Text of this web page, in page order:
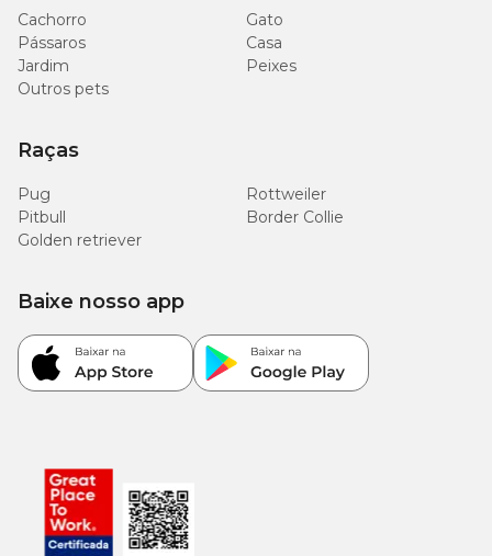
Cachorro
Gato
Pássaros
Casa
Jardim
Peixes
Outros pets
Raças
Pug
Rottweiler
Pitbull
Border Collie
Golden retriever
Baixe nosso app